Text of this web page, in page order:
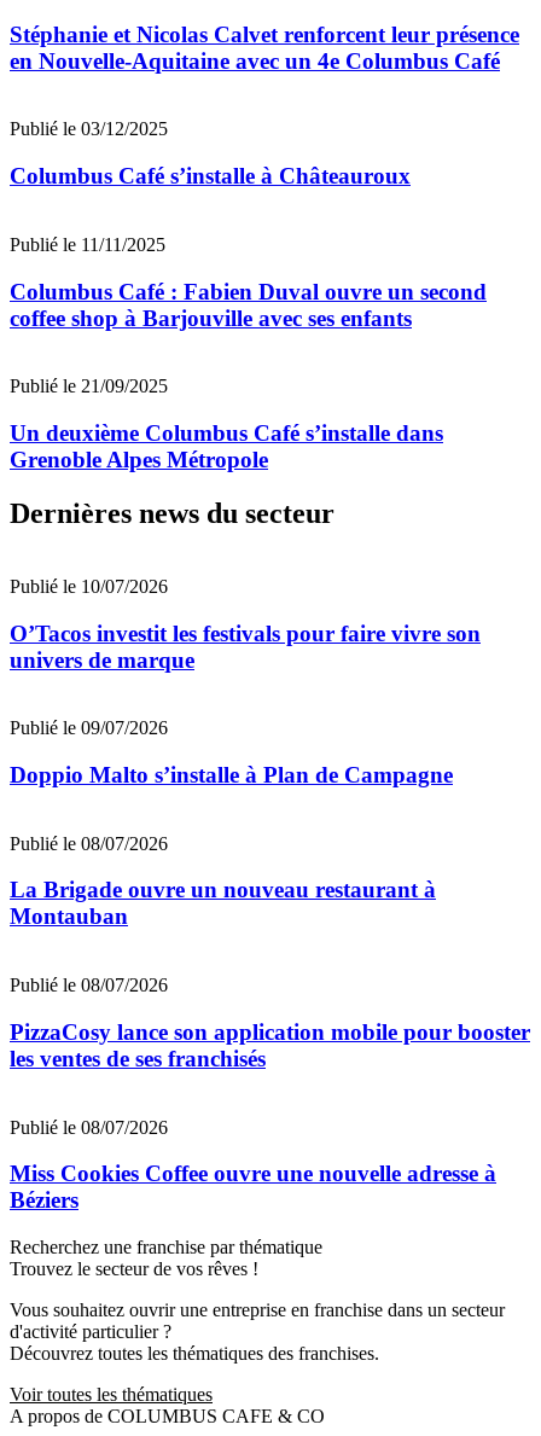
Stéphanie et Nicolas Calvet renforcent leur présence
en Nouvelle-Aquitaine avec un 4e Columbus Café
Publié le 03/12/2025
Columbus Café s’installe à Châteauroux
Publié le 11/11/2025
Columbus Café : Fabien Duval ouvre un second
coffee shop à Barjouville avec ses enfants
Publié le 21/09/2025
Un deuxième Columbus Café s’installe dans
Grenoble Alpes Métropole
Dernières news du secteur
Publié le 10/07/2026
O’Tacos investit les festivals pour faire vivre son
univers de marque
Publié le 09/07/2026
Doppio Malto s’installe à Plan de Campagne
Publié le 08/07/2026
La Brigade ouvre un nouveau restaurant à
Montauban
Publié le 08/07/2026
PizzaCosy lance son application mobile pour booster
les ventes de ses franchisés
Publié le 08/07/2026
Miss Cookies Coffee ouvre une nouvelle adresse à
Béziers
Recherchez une franchise par thématique
Trouvez le secteur de vos rêves !
Vous souhaitez ouvrir une entreprise en franchise dans un secteur
d'activité particulier ?
Découvrez toutes les thématiques des franchises.
Voir toutes les thématiques
A propos de COLUMBUS CAFE & CO